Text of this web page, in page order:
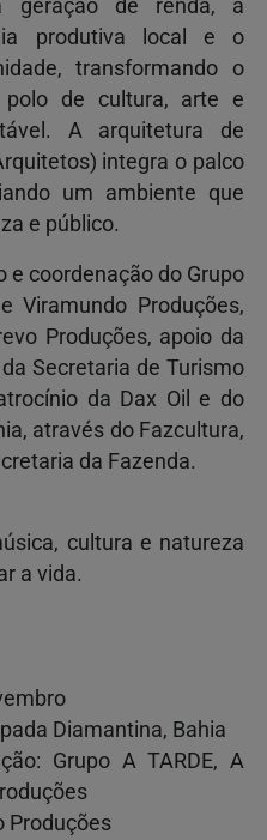
geração de renda, a
produtiva local e o
transformando o
de cultura, arte e
A arquitetura de
integra o palco
um ambiente que
e público.
e coordenação do Grupo
Viramundo Produções,
Produções, apoio da
Secretaria de Turismo
da Dax Oil e do
através do Fazcultura,
da Fazenda.
cultura e natureza
a vida.
Diamantina, Bahia
Grupo A TARDE, A
Produções